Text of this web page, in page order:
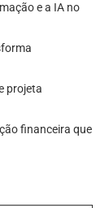
e a IA no
projeta
financeira que